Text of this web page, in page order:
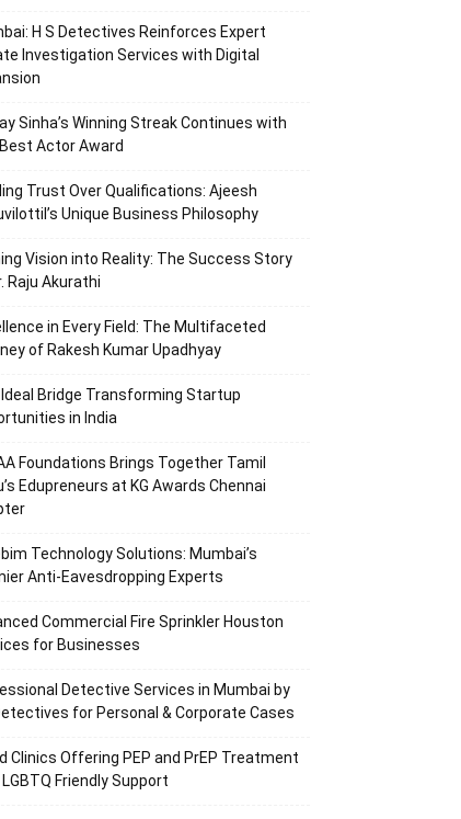
H S Detectives Reinforces Expert
Investigation Services with Digital
Sinha’s Winning Streak Continues with
Actor Award
Trust Over Qualifications: Ajeesh
Unique Business Philosophy
Vision into Reality: The Success Story
Raju Akurathi
in Every Field: The Multifaceted
of Rakesh Kumar Upadhyay
Ideal Bridge Transforming Startup
in India
Foundations Brings Together Tamil
Edupreneurs at KG Awards Chennai
Technology Solutions: Mumbai’s
Anti-Eavesdropping Experts
Commercial Fire Sprinkler Houston
for Businesses
Detective Services in Mumbai by
for Personal & Corporate Cases
Clinics Offering PEP and PrEP Treatment
Friendly Support